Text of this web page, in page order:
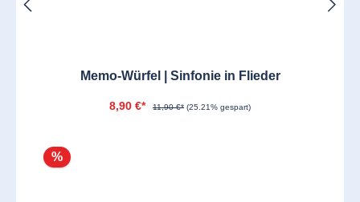
Memo-Würfel | Sinfonie in Flieder
8,90 €* 11,90 €* (25.21% gespart)
%